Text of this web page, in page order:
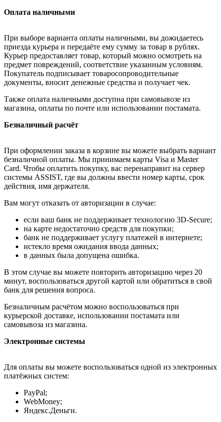
Оплата наличными
При выборе варианта оплаты наличными, вы дожидаетесь
приезда курьера и передаёте ему сумму за товар в рублях.
Курьер предоставляет товар, который можно осмотреть на
предмет повреждений, соответствие указанным условиям.
Покупатель подписывает товаросопроводительные
документы, вносит денежные средства и получает чек.
Также оплата наличными доступна при самовывозе из
магазина, оплаты по почте или использовании постамата.
Безналичный расчёт
При оформлении заказа в корзине вы можете выбрать вариант
безналичной оплаты. Мы принимаем карты Visa и Master
Card. Чтобы оплатить покупку, вас перенаправит на сервер
системы ASSIST, где вы должны ввести номер карты, срок
действия, имя держателя.
Вам могут отказать от авторизации в случае:
если ваш банк не поддерживает технологию 3D-Secure;
на карте недостаточно средств для покупки;
банк не поддерживает услугу платежей в интернете;
истекло время ожидания ввода данных;
в данных была допущена ошибка.
В этом случае вы можете повторить авторизацию через 20
минут, воспользоваться другой картой или обратиться в свой
банк для решения вопроса.
Безналичным расчётом можно воспользоваться при
курьерской доставке, использовании постамата или
самовывоза из магазина.
Электронные системы
Для оплаты вы можете воспользоваться одной из электронных
платёжных систем:
PayPal;
WebMoney;
Яндекс.Деньги.